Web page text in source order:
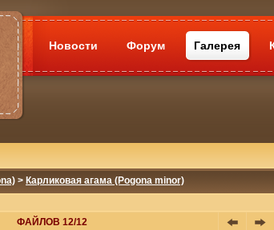
Новости Форум Галерея
> Карликовая агама (Pogona minor)
ФАЙЛОВ 12/12